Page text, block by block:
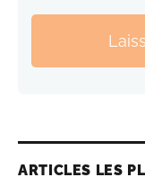
ARTICLES LES